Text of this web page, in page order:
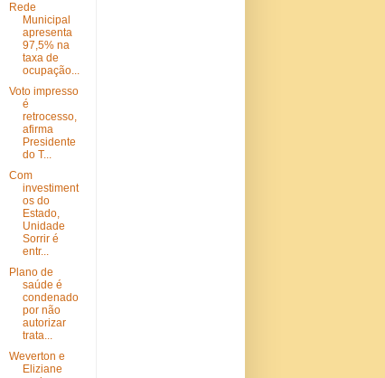
Rede
Municipal
apresenta
97,5% na
taxa de
ocupação...
Voto impresso
é
retrocesso,
afirma
Presidente
do T...
Com
investiment
os do
Estado,
Unidade
Sorrir é
entr...
Plano de
saúde é
condenado
por não
autorizar
trata...
Weverton e
Eliziane